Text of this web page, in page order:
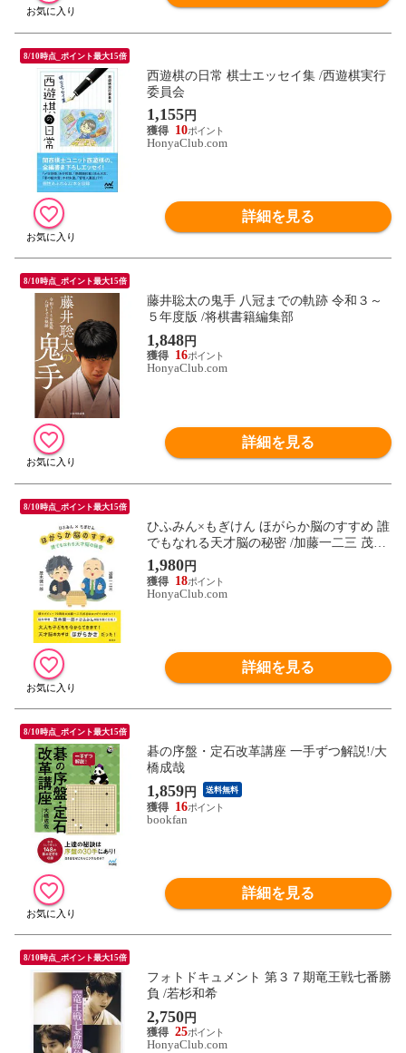
8/10時点_ポイント最大15倍
西遊棋の日常 棋士エッセイ集 /西遊棋実行
委員会
1,155円
10
HonyaClub.com
詳細を見る
8/10時点_ポイント最大15倍
藤井聡太の鬼手 八冠までの軌跡 令和３～
５年度版 /将棋書籍編集部
1,848円
16
HonyaClub.com
詳細を見る
8/10時点_ポイント最大15倍
ひふみん×もぎけん ほがらか脳のすすめ 誰
でもなれる天才脳の秘密 /加藤一二三 茂木
健一郎
1,980円
18
HonyaClub.com
詳細を見る
8/10時点_ポイント最大15倍
碁の序盤・定石改革講座 一手ずつ解説!/大
橋成哉
1,859円 送料無料
16
bookfan
詳細を見る
8/10時点_ポイント最大15倍
フォトドキュメント 第３７期竜王戦七番勝
負 /若杉和希
2,750円
25
HonyaClub.com